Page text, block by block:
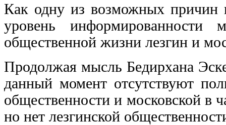
Как одну из возможных причин
уровень
общественной жизни лезгин и
Продолжая мысль Бедирхана
данный момент отсутствуют
общественности и московской в
но нет лезгинской